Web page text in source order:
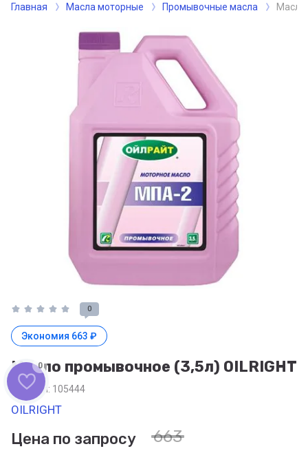
0
Главная Масла моторные Промывочные масла Масло
0
Экономия 663 ₽
Масло промывочное (3,5л) OILRIGHT
Артикул: 105444
OILRIGHT
663
Цена по запросу